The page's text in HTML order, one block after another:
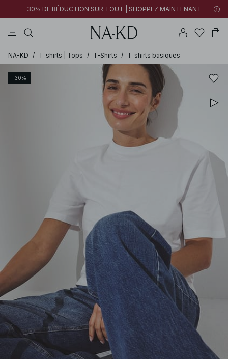
30% DE RÉDUCTION SUR TOUT | SHOPPEZ MAINTENANT
NA-KD / T-shirts | Tops / T-Shirts / T-shirts basiques
-30%